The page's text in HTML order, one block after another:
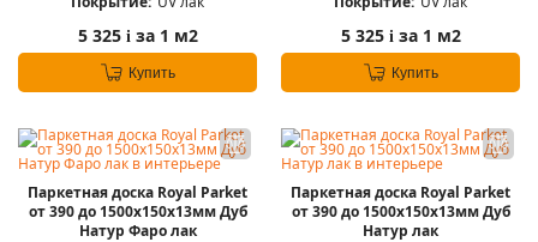
5 325 iза 1 м2
Купить
5 325 iза 1 м2
Купить
Паркетная доска Royal Parket
от 390 до 1500х150х13мм Дуб
Натур Фаро лак
Паркетная доска Royal Parket
от 390 до 1500х150х13мм Дуб
Натур лак